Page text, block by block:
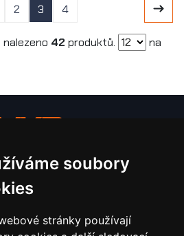
soubory
stránky používají
2 3 4
nalezeno 42 produktů.
na
a zařízení